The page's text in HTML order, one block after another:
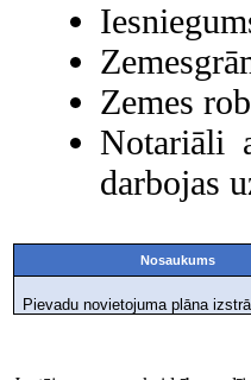
Zemes
Notariāli
darbojas
Nosaukums
Pievadu novietojuma plāna